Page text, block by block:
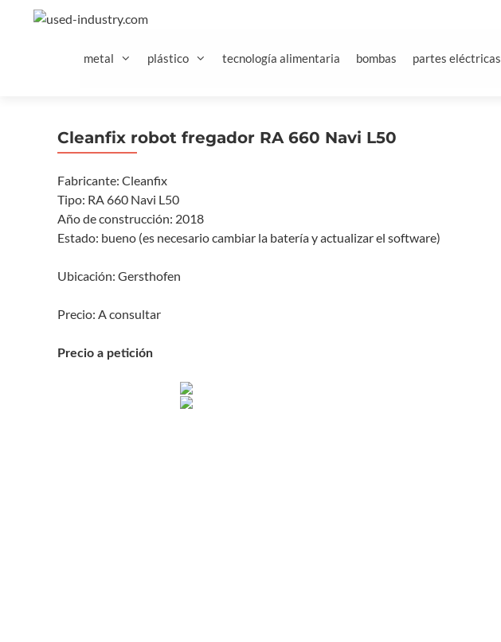
metal plástico tecnología alimentaria bombas partes eléctricas
Cleanfix robot fregador RA 660 Navi L50
Fabricante: Cleanfix
Tipo: RA 660 Navi L50
Año de construcción: 2018
Estado: bueno (es necesario cambiar la batería y actualizar el software)
Ubicación: Gersthofen
Precio: A consultar
Precio a petición